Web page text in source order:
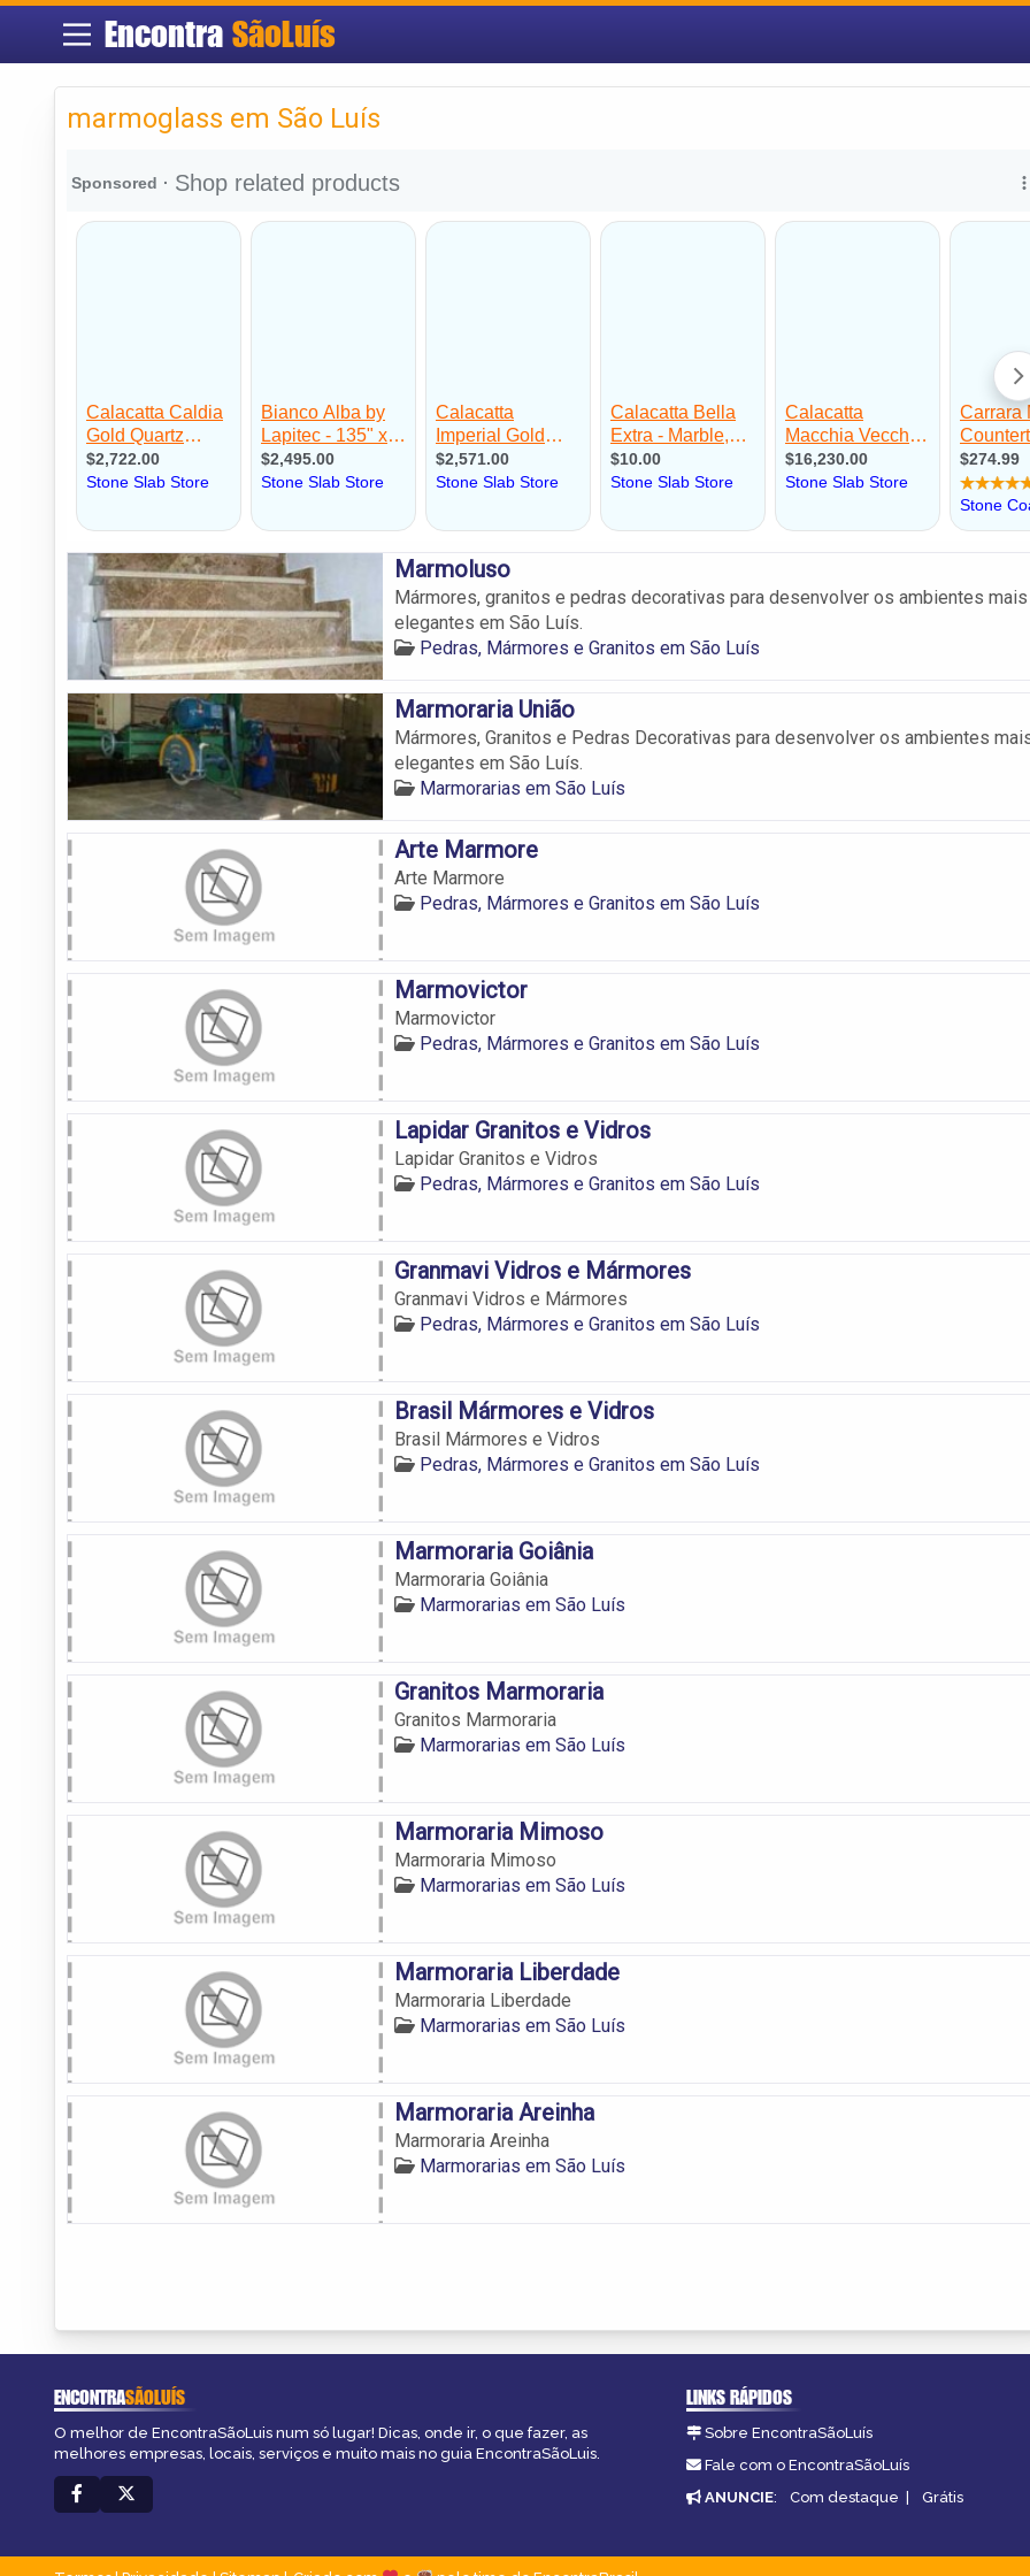
Encontra SãoLuís
marmoglass em São Luís
Marmoluso
Mármores, granitos e pedras decorativas para desenvolver os ambientes mais
elegantes em São Luís.
Pedras, Mármores e Granitos em São Luís
Marmoraria União
Mármores, Granitos e Pedras Decorativas para desenvolver os ambientes
elegantes em São Luís.
Marmorarias em São Luís
Arte Marmore
Arte Marmore
Pedras, Mármores e Granitos em São Luís
Marmovictor
Marmovictor
Pedras, Mármores e Granitos em São Luís
Lapidar Granitos e Vidros
Lapidar Granitos e Vidros
Pedras, Mármores e Granitos em São Luís
Granmavi Vidros e Mármores
Granmavi Vidros e Mármores
Pedras, Mármores e Granitos em São Luís
Brasil Mármores e Vidros
Brasil Mármores e Vidros
Pedras, Mármores e Granitos em São Luís
Marmoraria Goiânia
Marmoraria Goiânia
Marmorarias em São Luís
Granitos Marmoraria
Granitos Marmoraria
Marmorarias em São Luís
Marmoraria Mimoso
Marmoraria Mimoso
Marmorarias em São Luís
Marmoraria Liberdade
Marmoraria Liberdade
Marmorarias em São Luís
Marmoraria Areinha
Marmoraria Areinha
Marmorarias em São Luís
ENCONTRASÃOLUÍS
O melhor de EncontraSãoLuis num só lugar! Dicas, onde ir, o que fazer, as
melhores empresas, locais, serviços e muito mais no guia EncontraSãoLuis.
LINKS RÁPIDOS
Sobre EncontraSãoLuís
Fale com o EncontraSãoLuís
ANUNCIE: Com destaque | Grátis